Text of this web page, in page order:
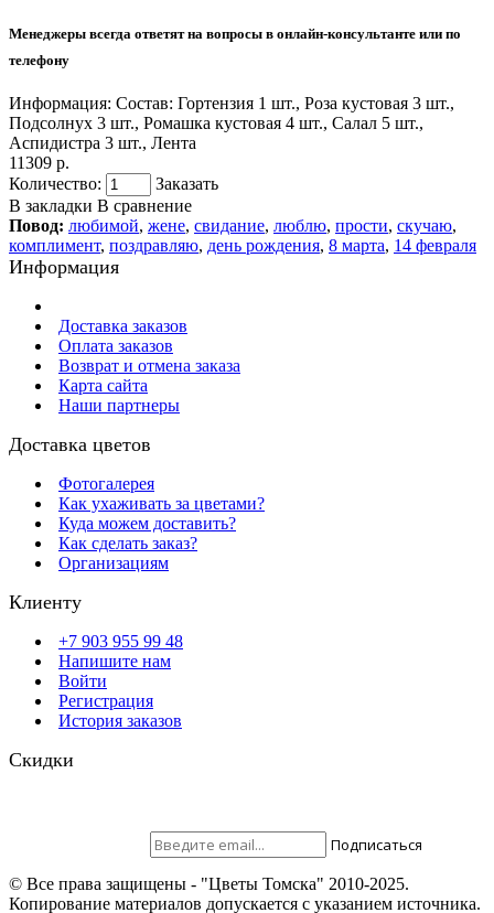
Менеджеры всегда ответят на вопросы в онлайн-консультанте или по
телефону
Информация: Состав: Гортензия 1 шт., Роза кустовая 3 шт.,
Подсолнух 3 шт., Ромашка кустовая 4 шт., Салал 5 шт.,
Аспидистра 3 шт., Лента
11309 р.
Количество:
Заказать
В закладки В сравнение
Повод: любимой, жене, свидание, люблю, прости, скучаю,
комплимент, поздравляю, день рождения, 8 марта, 14 февраля
Информация
Доставка заказов
Оплата заказов
Возврат и отмена заказа
Карта сайта
Наши партнеры
Доставка цветов
Фотогалерея
Как ухаживать за цветами?
Куда можем доставить?
Как сделать заказ?
Организациям
Клиенту
+7 903 955 99 48
Напишите нам
Войти
Регистрация
История заказов
Скидки
Подписаться
© Все права защищены - "Цветы Томска" 2010-2025.
Копирование материалов допускается с указанием источника.